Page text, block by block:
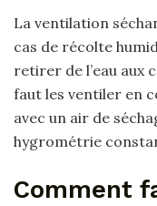
La ventilation
cas de récolte
retirer de l’eau aux
faut les ventiler en
avec un air de
hygrométrie
Comment